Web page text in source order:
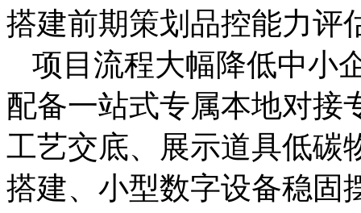
搭建前期策划品控能力评
项目流程大幅降低中小
配备一站式专属本地对接
工艺交底、展示道具低碳
搭建、小型数字设备稳固